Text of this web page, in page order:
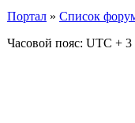
Портал » Список
Часовой пояс: UTC + 3